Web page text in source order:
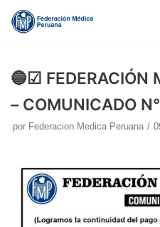
contenido
🔵☑ FEDERACIÓN
– COMUNICADO
por Federacion Medica Peruana